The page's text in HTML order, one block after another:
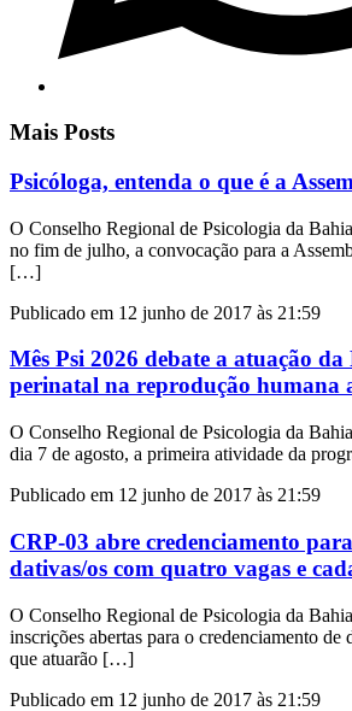
Mais Posts
Psicóloga, entenda o que é a
O Conselho Regional de Psicologia da
no fim de julho, a convocação para a
[…]
Publicado em 12 junho de 2017 às 21:59
Mês Psi 2026 debate a atuação da
perinatal na reprodução humana
O Conselho Regional de Psicologia da
dia 7 de agosto, a primeira atividade da
Publicado em 12 junho de 2017 às 21:59
CRP-03 abre credenciamento
dativas/os com quatro vagas e
O Conselho Regional de Psicologia da
inscrições abertas para o credenciamento de
que atuarão […]
Publicado em 12 junho de 2017 às 21:59